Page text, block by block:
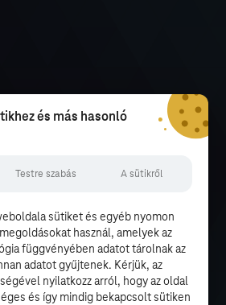
és más hasonló
Testre szabás A sütikről
sütiket és egyéb nyomon
használ, amelyek az
függvényében adatot tárolnak az
adatot gyűjtenek. Kérjük, az
nyilatkozz arról, hogy az oldal
és így mindig bekapcsolt sütiken